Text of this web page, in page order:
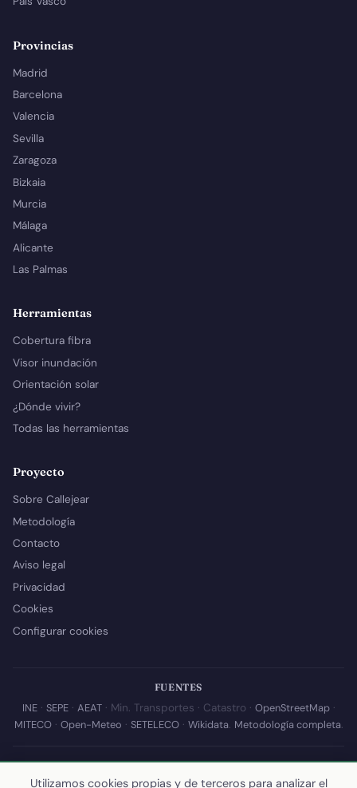
Provincias
Madrid
Barcelona
Valencia
Sevilla
Zaragoza
Bizkaia
Murcia
Málaga
Alicante
Las Palmas
Herramientas
Cobertura fibra
Visor inundación
Orientación solar
¿Dónde vivir?
Todas las herramientas
Proyecto
Sobre Callejear
Metodología
Contacto
Aviso legal
Privacidad
Cookies
Configurar cookies
FUENTES
INE· SEPE· AEAT· Min. Transportes · Catastro · OpenStreetMap·
MITECO· Open-Meteo · SETELECO· Wikidata. Metodología completa.
© 2026 Callejear.com — Directorio municipal de España con datos
abiertos. Desarrollado y mantenido porYoel Castaño.
Utilizamos cookies propias y de terceros para analizar el